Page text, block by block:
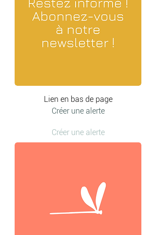
Lien en bas de page
Créer une alerte
Créer une alerte